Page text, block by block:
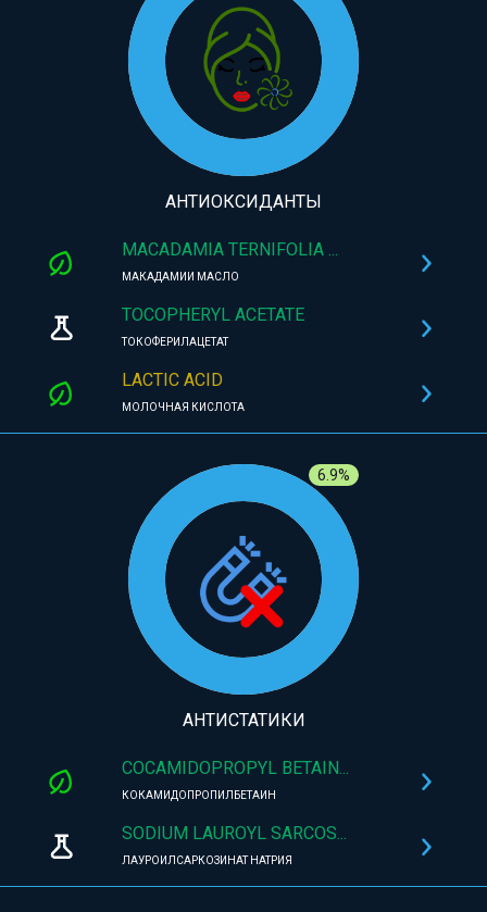
АНТИОКСИДАНТЫ
MACADAMIA TERNIFOLIA ...
МАКАДАМИИ МАСЛО
TOCOPHERYL ACETATE
ТОКОФЕРИЛАЦЕТАТ
LACTIC ACID
МОЛОЧНАЯ КИСЛОТА
6.9%
АНТИСТАТИКИ
COCAMIDOPROPYL BETAIN...
КОКАМИДОПРОПИЛБЕТАИН
SODIUM LAUROYL SARCOS...
ЛАУРОИЛСАРКОЗИНАТ НАТРИЯ